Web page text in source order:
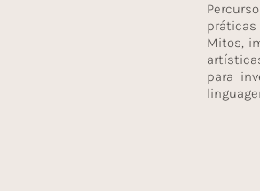
Mitos,
para